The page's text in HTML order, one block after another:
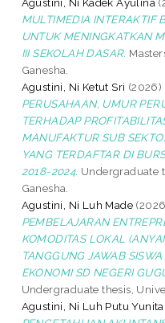
MULTIMEDIA INTERAKTIF
UNTUK MENINGKATKAN
III SEKOLAH DASAR.
Ganesha.
Agustini, Ni Ketut Sri (2026)
PERUSAHAAN, UMUR
TERHADAP
MANUFAKTUR SUB
YANG TERDAFTAR DI
2018-2024. Undergraduate
Ganesha.
Agustini, Ni Luh Made
PEMBELAJARAN
KOMODITAS LOKAL
TANGGUNG JAWAB
EKONOMI SD NEGERI
Undergraduate thesis,
Agustini, Ni Luh Putu Yunita